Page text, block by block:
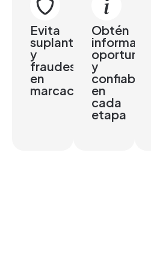
Evita
suplantaciones
y
fraudes
en
marcaciones
Obtén
oportuna
y
confiable
en
cada
etapa